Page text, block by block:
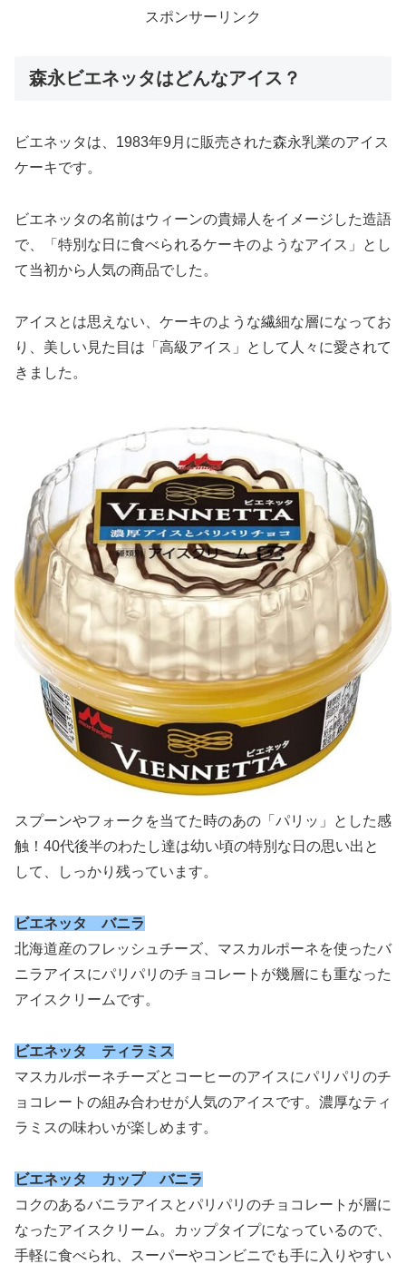
スポンサーリンク
森永ビエネッタはどんなアイス？
ビエネッタは、1983年9月に販売された森永乳業のアイス
ケーキです。
ビエネッタの名前はウィーンの貴婦人をイメージした造語
で、「特別な日に食べられるケーキのようなアイス」とし
て当初から人気の商品でした。
アイスとは思えない、ケーキのような繊細な層になってお
り、美しい見た目は「高級アイス」として人々に愛されて
きました。
スプーンやフォークを当てた時のあの「パリッ」とした感
触！40代後半のわたし達は幼い頃の特別な日の思い出と
して、しっかり残っています。
ビエネッタ バニラ
北海道産のフレッシュチーズ、マスカルポーネを使ったバ
ニラアイスにパリパリのチョコレートが幾層にも重なった
アイスクリームです。
ビエネッタ ティラミス
マスカルポーネチーズとコーヒーのアイスにパリパリのチ
ョコレートの組み合わせが人気のアイスです。濃厚なティ
ラミスの味わいが楽しめます。
ビエネッタ カップ バニラ
コクのあるバニラアイスとパリパリのチョコレートが層に
なったアイスクリーム。カップタイプになっているので、
手軽に食べられ、スーパーやコンビニでも手に入りやすい